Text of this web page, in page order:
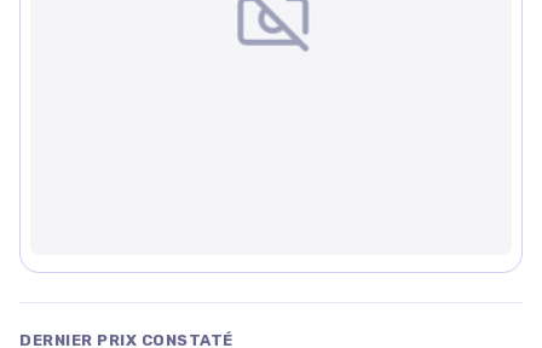
DERNIER PRIX CONSTATÉ